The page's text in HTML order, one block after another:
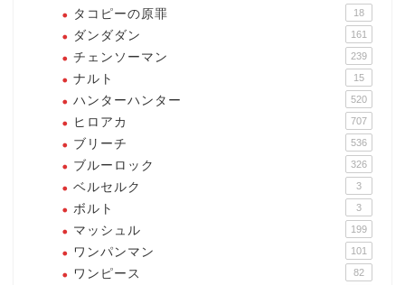
タコピーの原罪 18
ダンダダン 161
チェンソーマン 239
ナルト 15
ハンターハンター 520
ヒロアカ 707
ブリーチ 536
ブルーロック 326
ベルセルク 3
ボルト 3
マッシュル 199
ワンパンマン 101
ワンピース 82